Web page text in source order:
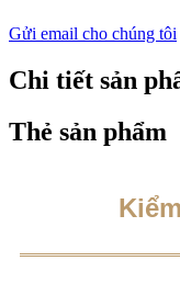
Gửi email cho chúng tôi
Chi tiết sản
Thẻ sản phẩm